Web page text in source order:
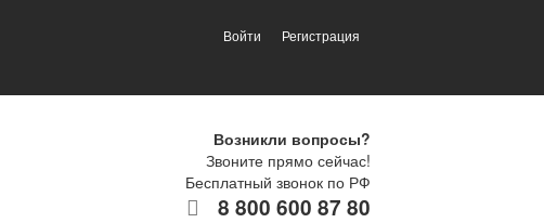
Войти Регистрация
Возникли вопросы?
Звоните прямо сейчас!
Бесплатный звонок по РФ
8 800 600 87 80